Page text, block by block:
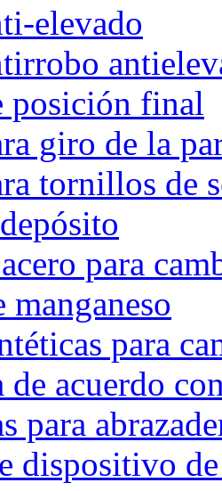
elevado
posición final
giro de la
tornillos de
para
manganeso
para
de acuerdo
para
dispositivo